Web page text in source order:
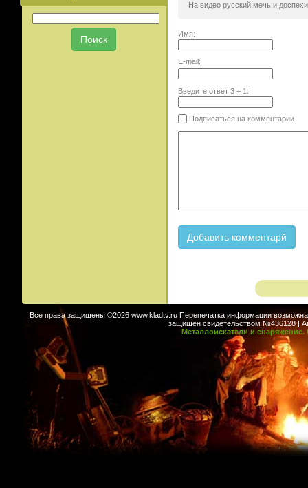
На видео русский мечь и
Имя:
E-mail:
Введите ответ 3+ 1 :
Подписаться на комментарии
Все права защищены ©2026 www.kladtv.ru Перепечатка информации возможна
защищен свидетельством №436128 |
Металлоискатели и